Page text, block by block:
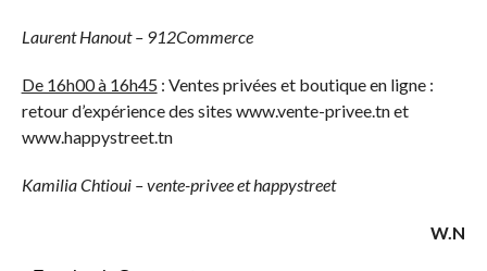
Laurent Hanout – 912Commerce
De 16h00 à 16h45: Ventes privées et boutique en ligne :
retour d’expérience des sites www.vente-privee.tn et
www.happystreet.tn
Kamilia Chtioui – vente-privee et happystreet
W.N